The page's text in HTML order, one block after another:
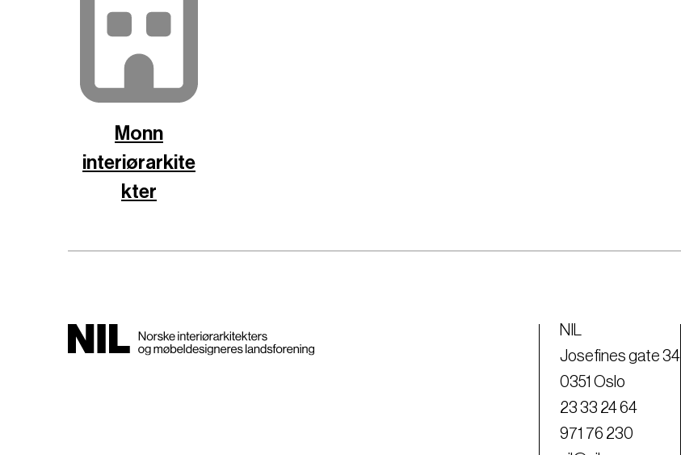
Monn
interiørarkite
kter
NIL
Josefines gate 34
0351 Oslo
23 33 24 64
971 76 230